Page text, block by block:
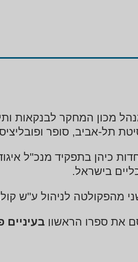
מכון המחקר לבנקאות
תל-אביב, סופר
כיהן בתפקיד מנכ"ל
בישראל.
מהפקולטה לניהול ע"ש
בעיניים
הכסף